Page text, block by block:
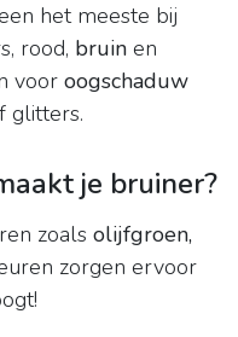
het meeste bij
rood, bruin en
voor oogschaduw
glitters.
je bruiner?
zoals olijfgroen,
zorgen ervoor